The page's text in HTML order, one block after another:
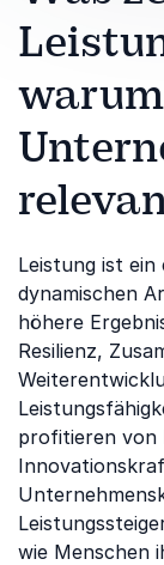
Leistung ist
dynamischen
höhere
Resilienz,
profitieren von
wie Menschen